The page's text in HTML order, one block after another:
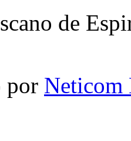
de
por Neticom